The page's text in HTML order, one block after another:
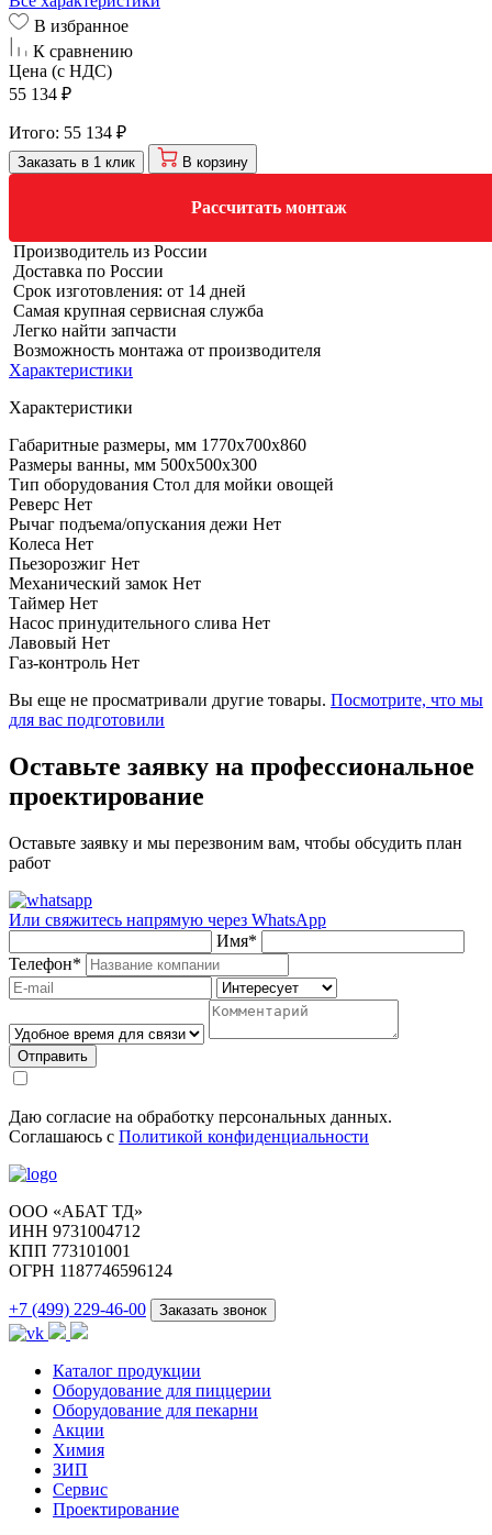
В избранное
К сравнению
Цена (с НДС)
55 134 ₽
Итого: 55 134 ₽
Заказать в 1 клик В корзину
Рассчитать монтаж
Производитель из России
Доставка по России
Срок изготовления: от 14 дней
Самая крупная сервисная служба
Легко найти запчасти
Возможность монтажа от производителя
Характеристики
Характеристики
Габаритные размеры, мм 1770х700х860
Размеры ванны, мм 500х500х300
Тип оборудования Стол для мойки овощей
Реверс Нет
Рычаг подъема/опускания дежи Нет
Колеса Нет
Пьезорозжиг Нет
Механический замок Нет
Таймер Нет
Насос принудительного слива Нет
Лавовый Нет
Газ-контроль Нет
Вы еще не просматривали другие товары. Посмотрите, что мы
для вас подготовили
Оставьте заявку на профессиональное
проектирование
Оставьте заявку и мы перезвоним вам, чтобы обсудить план
работ
Или свяжитесь напрямую через WhatsApp
Имя*
Телефон*
Отправить
Даю согласие на обработку персональных данных.
Соглашаюсь с Политикой конфиденциальности
ООО «АБАТ ТД»
ИНН 9731004712
КПП 773101001
ОГРН 1187746596124
+7 (499) 229-46-00 Заказать звонок
Каталог продукции
Оборудование для пиццерии
Оборудование для пекарни
Акции
Химия
ЗИП
Сервис
Проектирование